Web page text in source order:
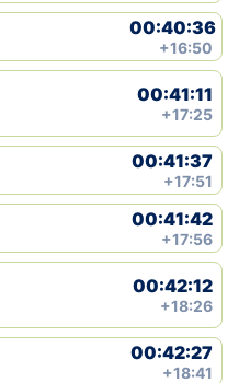
00:40:36
+16:50
00:41:11
+17:25
00:41:37
+17:51
00:41:42
+17:56
00:42:12
+18:26
00:42:27
+18:41